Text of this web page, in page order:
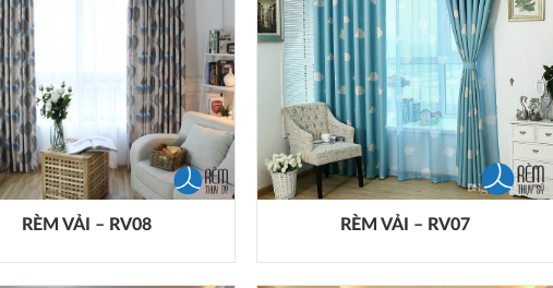
RÈM VẢI – RV08 RÈM VẢI – RV07